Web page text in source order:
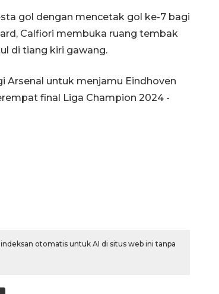
gol dengan mencetak gol ke-7 bagi
Calfiori membuka ruang tembak
di tiang kiri gawang.
Arsenal untuk menjamu Eindhoven
final Liga Champion 2024 -
otomatis untuk AI di situs web ini tanpa